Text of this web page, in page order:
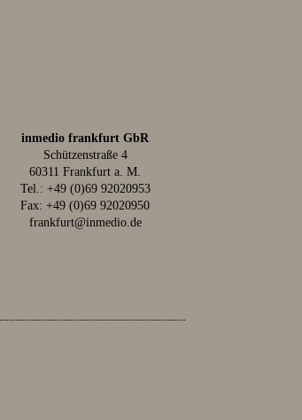
inmedio frankfurt GbR
Schützenstraße 4
60311 Frankfurt a. M.
Tel.: +49 (0)69 92020953
Fax: +49 (0)69 92020950
frankfurt@inmedio.de